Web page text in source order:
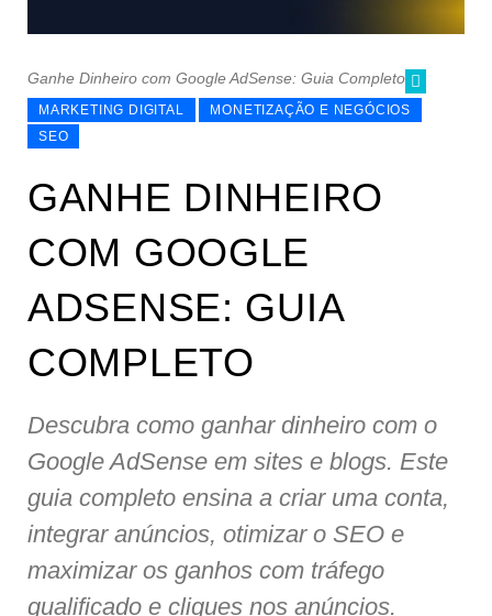
Ganhe Dinheiro com Google AdSense: Guia Completo
MARKETING DIGITAL
MONETIZAÇÃO E NEGÓCIOS
SEO
GANHE DINHEIRO
COM GOOGLE
ADSENSE: GUIA
COMPLETO
Descubra como ganhar dinheiro com o
Google AdSense em sites e blogs. Este
guia completo ensina a criar uma conta,
integrar anúncios, otimizar o SEO e
maximizar os ganhos com tráfego
qualificado e cliques nos anúncios.